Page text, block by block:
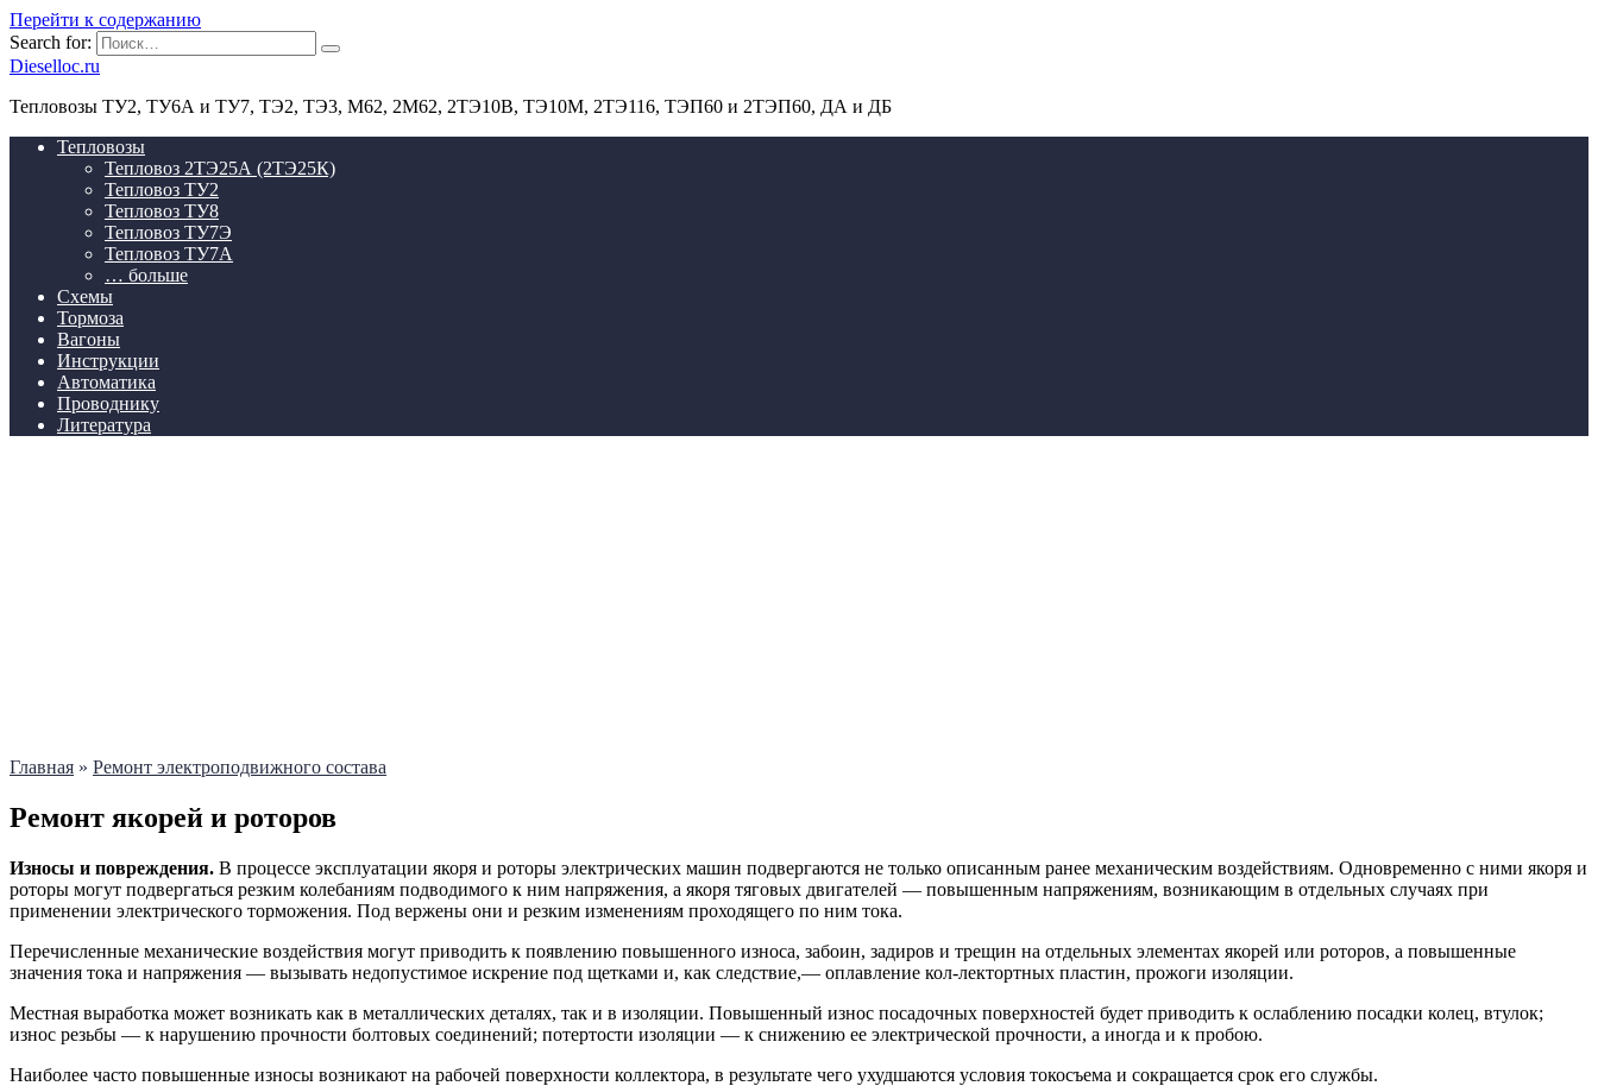
Перейти к содержанию
Search for:
Dieselloc.ru
Тепловозы ТУ2, ТУ6А и ТУ7, ТЭ2, ТЭ3, М62, 2М62, 2ТЭ10В, ТЭ10М, 2ТЭ116, ТЭП60 и 2ТЭП60, ДА и ДБ
Тепловозы
Тепловоз 2ТЭ25А (2ТЭ25К)
Тепловоз ТУ2
Тепловоз ТУ8
Тепловоз ТУ7Э
Тепловоз ТУ7А
… больше
Схемы
Тормоза
Вагоны
Инструкции
Автоматика
Проводнику
Литература
Главная » Ремонт электроподвижного состава
Ремонт якорей и роторов
Износы и повреждения. В процессе эксплуатации якоря и роторы электрических машин подвергаются не только описанным ранее механическим воздействиям. Одновременно с ними якоря и
роторы могут подвергаться резким колебаниям подводимого к ним напряжения, а якоря тяговых двигателей — повышенным напряжениям, возникающим в отдельных случаях при
применении электрического торможения. Под вержены они и резким изменениям проходящего по ним тока.
Перечисленные механические воздействия могут приводить к появлению повышенного износа, забоин, задиров и трещин на отдельных элементах якорей или роторов, а повышенные
значения тока и напряжения — вызывать недопустимое искрение под щетками и, как следствие,— оплавление кол-лектортных пластин, прожоги изоляции.
Местная выработка может возникать как в металлических деталях, так и в изоляции. Повышенный износ посадочных поверхностей будет приводить к ослаблению посадки колец, втулок;
износ резьбы — к нарушению прочности болтовых соединений; потертости изоляции — к снижению ее электрической прочности, а иногда и к пробою.
Наиболее часто повышенные износы возникают на рабочей поверхности коллектора, в результате чего ухудшаются условия токосъема и сокращается срок его службы.